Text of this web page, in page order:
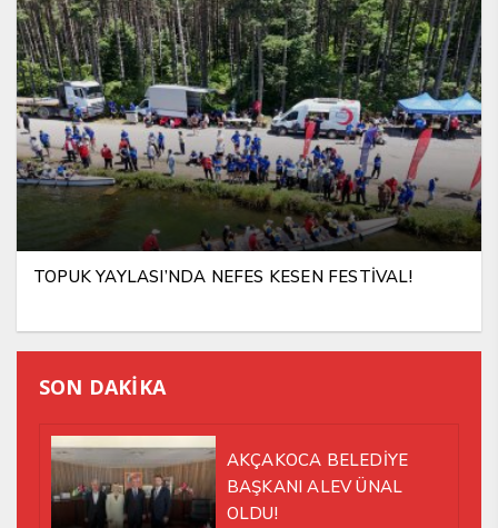
TOPUK YAYLASI’NDA NEFES KESEN FESTİVAL!
SON DAKİKA
AKÇAKOCA BELEDİYE
BAŞKANI ALEV ÜNAL
OLDU!